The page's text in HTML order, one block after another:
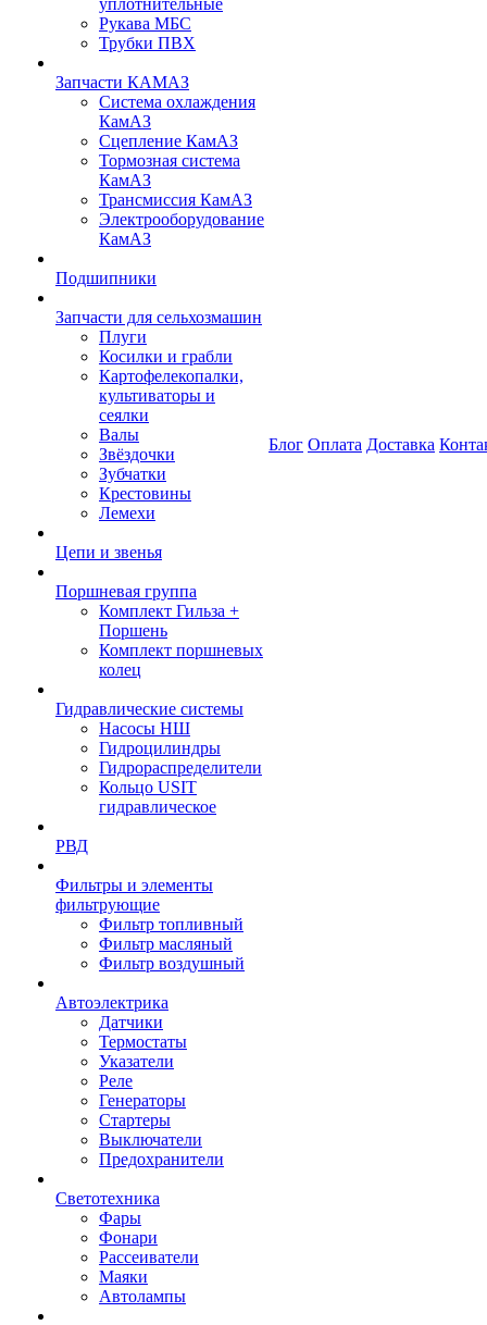
уплотнительные
Рукава МБС
Трубки ПВХ
Запчасти КАМАЗ
Система охлаждения
КамАЗ
Сцепление КамАЗ
Тормозная система
КамАЗ
Трансмиссия КамАЗ
Электрооборудование
КамАЗ
Подшипники
Запчасти для сельхозмашин
Плуги
Косилки и грабли
Картофелекопалки,
культиваторы и
сеялки
Валы
Звёздочки
Зубчатки
Крестовины
Лемехи
Цепи и звенья
Поршневая группа
Комплект Гильза +
Поршень
Комплект поршневых
колец
Гидравлические системы
Насосы НШ
Гидроцилиндры
Гидрораспределители
Кольцо USIT
гидравлическое
РВД
Фильтры и элементы
фильтрующие
Фильтр топливный
Фильтр масляный
Фильтр воздушный
Автоэлектрика
Датчики
Термостаты
Указатели
Реле
Генераторы
Стартеры
Выключатели
Предохранители
Светотехника
Фары
Фонари
Рассеиватели
Маяки
Автолампы
Блог Оплата Доставка